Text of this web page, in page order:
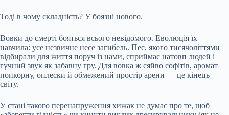
Тоді в чому складність? У боязні нового.
Вовки до смерті бояться всього невідомого. Еволюція їх
навчила: усе незвичне несе загибель. Пес, якого тисячоліттями
відбирали для життя поруч із нами, сприймає натовп людей і
гучний звук як забавну гру. Для вовка ж сяйво софітів, аромат
попкорну, оплески й обмежений простір арени — це кінець
світу.
У стані такого перенапруження хижак не думає про те, щоб